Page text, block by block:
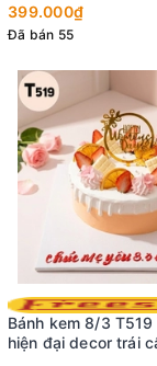
399.000₫
Đã bán 55
Bánh kem 8/3 T519
hiện đại decor trái